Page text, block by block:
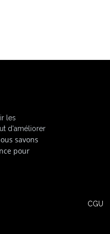
les
d'améliorer
savons
pour
CGU